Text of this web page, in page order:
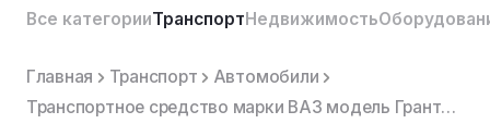
Все категорииТранспортНедвижимость
Главная Транспорт
Автомобили
Транспортное средство марки ВАЗ модель Гранта, 2012 г.в. VIN-номер XTA219060D0095119